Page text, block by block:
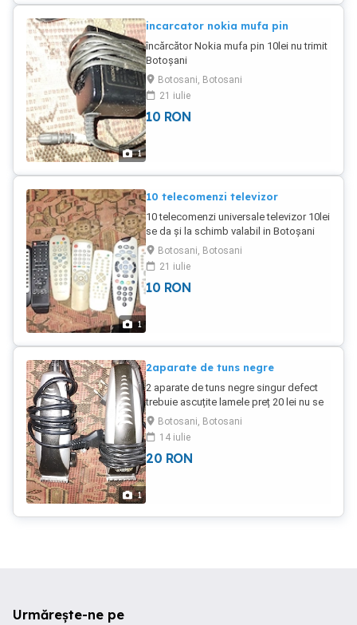
1
incarcator nokia mufa pin
încărcător Nokia mufa pin 10lei nu trimit
Botoșani
Botosani, Botosani
21 iulie
10 RON
1
10 telecomenzi televizor
10 telecomenzi universale televizor 10lei
se da și la schimb valabil in Botoșani
Botosani, Botosani
21 iulie
10 RON
1
2aparate de tuns negre
2 aparate de tuns negre singur defect
trebuie ascuțite lamele preț 20 lei nu se
trimite în tara -WTSP
Botosani, Botosani
14 iulie
20 RON
Urmărește-ne pe